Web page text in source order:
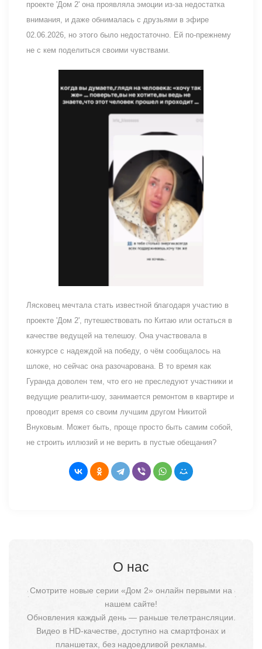
проекте 'Дом 2' она проявляла эмоции из-за недостатка
внимания, и даже обнималась с друзьями в эфире
02.06.2026, но этого было недостаточно. Ей по-прежнему
не с кем поделиться своими чувствами.
Лясковец мечтала стать известной благодаря участию в
проекте 'Дом 2', путешествовать по Китаю или остаться в
качестве ведущей на телешоу. Она участвовала в
конкурсе с надеждой на победу, о чём сообщалось на
шлоке, но сейчас она разочарована. В то время как
Гуранда доволен тем, что его не преследуют участники и
ведущие реалити-шоу, занимается ремонтом в квартире и
проводит время со своим лучшим другом Никитой
Внуковым. Может быть, проще просто быть самим собой,
не строить иллюзий и не верить в пустые обещания?
О нас
Смотрите новые серии «Дом 2» онлайн первыми на
нашем сайте!
Обновления каждый день — раньше телетрансляции.
Видео в HD-качестве, доступно на смартфонах и
планшетах, без надоедливой рекламы.